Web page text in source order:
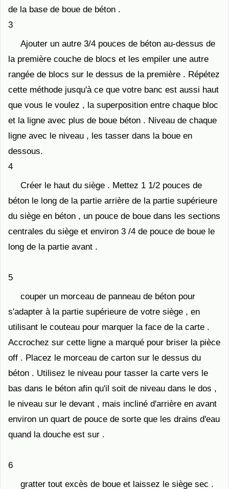
de la base de boue de béton .
3
Ajouter un autre 3/4 pouces de béton au-dessus de
la première couche de blocs et les empiler une autre
rangée de blocs sur le dessus de la première . Répétez
cette méthode jusqu'à ce que votre banc est aussi haut
que vous le voulez , la superposition entre chaque bloc
et la ligne avec plus de boue béton . Niveau de chaque
ligne avec le niveau , les tasser dans la boue en
dessous.
4
Créer le haut du siège . Mettez 1 1/2 pouces de
béton le long de la partie arrière de la partie supérieure
du siège en béton , un pouce de boue dans les sections
centrales du siège et environ 3 /4 de pouce de boue le
long de la partie avant .
5
couper un morceau de panneau de béton pour
s'adapter à la partie supérieure de votre siège , en
utilisant le couteau pour marquer la face de la carte .
Accrochez sur cette ligne a marqué pour briser la pièce
off . Placez le morceau de carton sur le dessus du
béton . Utilisez le niveau pour tasser la carte vers le
bas dans le béton afin qu'il soit de niveau dans le dos ,
le niveau sur le devant , mais incliné d'arrière en avant
environ un quart de pouce de sorte que les drains d'eau
quand la douche est sur ​​.
6
gratter tout excès de boue et laissez le siège sec .